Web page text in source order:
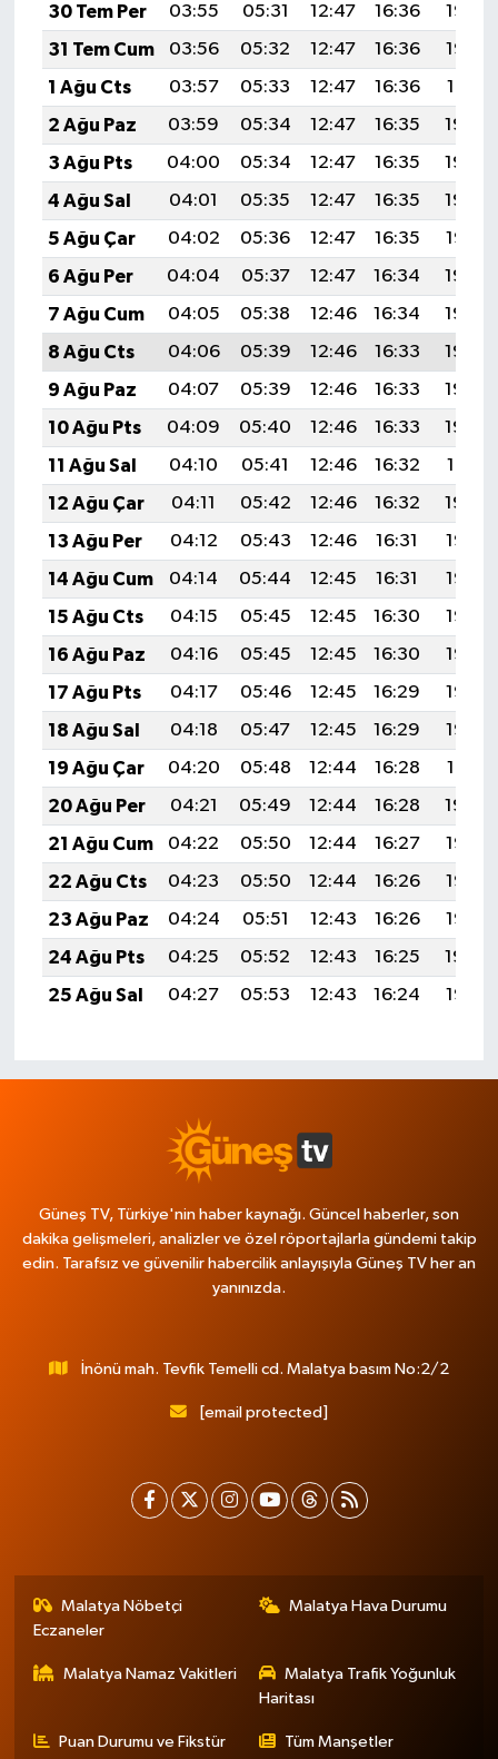
30 Tem Per
03:55 05:31 12:47 16:36
19:53
31 Tem Cum
03:56 05:32 12:47 16:36
19:52
1 Ağu Cts
03:57 05:33 12:47 16:36
19:51
2 Ağu Paz
03:59 05:34 12:47 16:35
19:50
3 Ağu Pts
04:00 05:34 12:47 16:35
19:49
4 Ağu Sal
04:01 05:35 12:47 16:35
19:48
5 Ağu Çar
04:02 05:36 12:47 16:35
19:47
6 Ağu Per
04:04 05:37 12:47 16:34
19:46
7 Ağu Cum
04:05 05:38 12:46 16:34
19:45
8 Ağu Cts
04:06 05:39 12:46 16:33
19:44
9 Ağu Paz
04:07 05:39 12:46 16:33
19:43
10 Ağu Pts
04:09 05:40 12:46 16:33
19:42
11 Ağu Sal
04:10 05:41 12:46 16:32
19:41
12 Ağu Çar
04:11 05:42 12:46 16:32
19:40
13 Ağu Per
04:12 05:43 12:46 16:31
19:38
14 Ağu Cum
04:14 05:44 12:45 16:31
19:37
15 Ağu Cts
04:15 05:45 12:45 16:30
19:36
16 Ağu Paz
04:16 05:45 12:45 16:30
19:35
17 Ağu Pts
04:17 05:46 12:45 16:29
19:33
18 Ağu Sal
04:18 05:47 12:45 16:29
19:32
19 Ağu Çar
04:20 05:48 12:44 16:28
19:31
20 Ağu Per
04:21 05:49 12:44 16:28
19:30
21 Ağu Cum
04:22 05:50 12:44 16:27
19:28
22 Ağu Cts
04:23 05:50 12:44 16:26
19:27
23 Ağu Paz
04:24 05:51 12:43 16:26
19:26
24 Ağu Pts
04:25 05:52 12:43 16:25
19:24
25 Ağu Sal
04:27 05:53 12:43 16:24 19:23
Güneş TV, Türkiye'nin haber kaynağı. Güncel haberler, son
dakika gelişmeleri, analizler ve özel röportajlarla gündemi takip
edin. Tarafsız ve güvenilir habercilik anlayışıyla Güneş TV her an
yanınızda.
İnönü mah. Tevfik Temelli cd. Malatya basım No:2/2
[email protected]
Malatya Nöbetçi
Eczaneler
Malatya Hava Durumu
Malatya Namaz Vakitleri
Malatya Trafik Yoğunluk
Haritası
Puan Durumu ve Fikstür Tüm Manşetler